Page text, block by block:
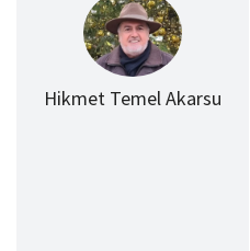
Hikmet Temel Akarsu